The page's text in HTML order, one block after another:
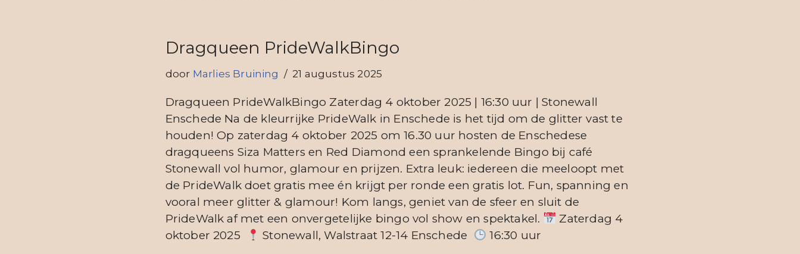
Dragqueen PrideWalkBingo
door Marlies Bruining 21 augustus 2025
Dragqueen PrideWalkBingo Zaterdag 4 oktober 2025 | 16:30 uur | Stonewall
Enschede Na de kleurrijke PrideWalk in Enschede is het tijd om de glitter vast te
houden! Op zaterdag 4 oktober 2025 om 16.30 uur hosten de Enschedese
dragqueens Siza Matters en Red Diamond een sprankelende Bingo bij café
Stonewall vol humor, glamour en prijzen. Extra leuk: iedereen die meeloopt met
de PrideWalk doet gratis mee én krijgt per ronde een gratis lot. Fun, spanning en
vooral meer glitter & glamour! Kom langs, geniet van de sfeer en sluit de
PrideWalk af met een onvergetelijke bingo vol show en spektakel.
Zaterdag 4
oktober 2025
Stonewall, Walstraat 12-14 Enschede 16:30 uur